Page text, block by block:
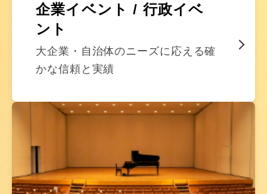
企業イベント / 行政イベ
ント
大企業・自治体のニーズに応える確
かな信頼と実績